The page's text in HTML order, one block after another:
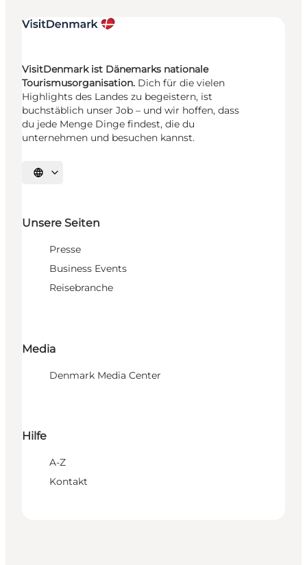
VisitDenmark ist Dänemarks nationale
Tourismusorganisation. Dich für die vielen
Highlights des Landes zu begeistern, ist
buchstäblich unser Job – und wir hoffen, dass
du jede Menge Dinge findest, die du
unternehmen und besuchen kannst.
Sprache auswählen
Unsere Seiten
Presse
Business Events
Reisebranche
Media
Denmark Media Center
Hilfe
A-Z
Kontakt